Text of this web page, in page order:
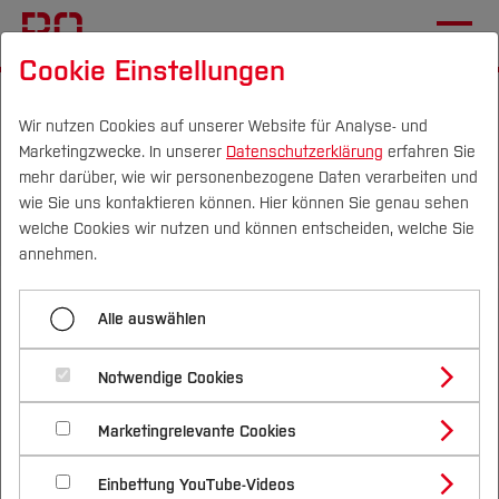
Campus Personen DE|EN Quicklinks
Studium
Studienangebote
Bachelorstudiengänge
Masterstudiengänge
Vor dem Studium
Bewerben & Einschreiben
Bewerbungsportal
Im Studium
Studienbüros und Prüfungen
Nach dem Studium
Forschung & Transfer
Profil
Forschungs- und Transferprofil
Schwerpunkte (FuT)
Beratung & Förderung
Nachhaltigkeit
Nachhaltigkeit studieren
International
ADOBE für Mitarbeiter
Menü aufklappen
ADOBE Captivate
Benutzungsordnung für ADOBE Stockart
ADOBE - Softwarekauf
ADOBE für Studierende
Die Hochschule Bochum hat den Adobe ETLA
Campus Vertrag auf FTE-Basis (Full Time
Equivalent | Campusvertrag), im
Zusammenschluss mit anderen Hochschulen bis
zum 25.09.2029 erneuert.
Cookie Einstellungen
Wir nutzen Cookies auf unserer Website für Analyse- und
Marketingzwecke. In unserer Datenschutzerklärung erfahren Sie
mehr darüber, wie wir personenbezogene Daten verarbeiten und
wie Sie uns kontaktieren können. Hier können Sie genau sehen
welche Cookies wir nutzen und können entscheiden, welche Sie
annehmen.
Alle auswählen
Notwendige Cookies
Marketingrelevante Cookies
Einbettung YouTube-Videos